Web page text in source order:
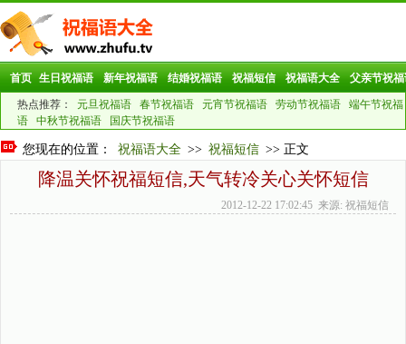
首页 生日祝福语 新年祝福语 结婚祝福语 祝福短信 祝福语大全 父亲节祝
热点推荐： 元旦祝福语 春节祝福语 元宵节祝福语 劳动节祝福语
端午节祝福
语
中秋节祝福语 国庆节祝福语
您现在的位置： 祝福语大全 >> 祝福短信 >> 正文
降温关怀祝福短信,天气转冷关心关怀短信
2012-12-22 17:02:45 来源: 祝福短信